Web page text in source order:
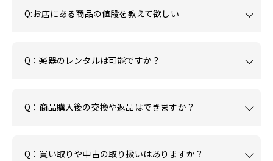
Q:お店にある商品の値段を教えて欲しい
Q：楽器のレンタルは可能ですか？
Q：商品購入後の交換や返品はできますか？
Q：買い取りや中古の取り扱いはありますか？